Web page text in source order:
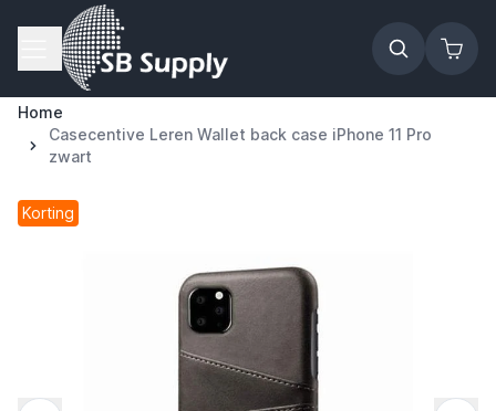
Ga naar de inhoud
Home
Casecentive Leren Wallet back case iPhone 11 Pro
zwart
Korting